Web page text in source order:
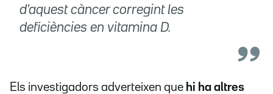
d'aquest càncer corregint les
deficiències en vitamina D.
Els investigadors adverteixen que hi ha altres